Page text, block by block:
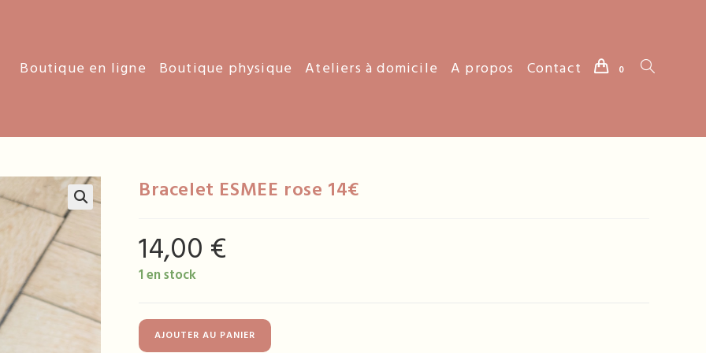
Boutique en ligne Boutique physique Ateliers à domicile A propos Contact 0 Toggle
Bracelet ESMEE rose 14€
14,00 €
1 en stock
quantité
de
AJOUTER AU PANIER